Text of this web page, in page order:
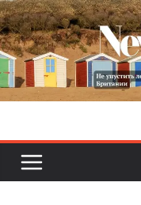
Skip
to
content